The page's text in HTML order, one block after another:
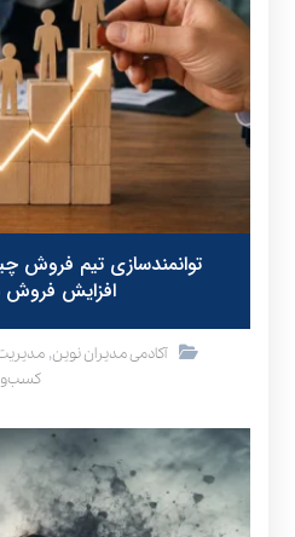
توانمندسازی تیم فروش
افزایش
آکادمی مدیران نوین,